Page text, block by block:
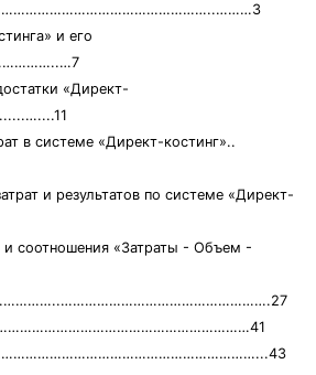
и его
«Директ-
в системе «Директ-костинг»..
и результатов по системе «Директ-
и соотношения «Затраты - Объем -